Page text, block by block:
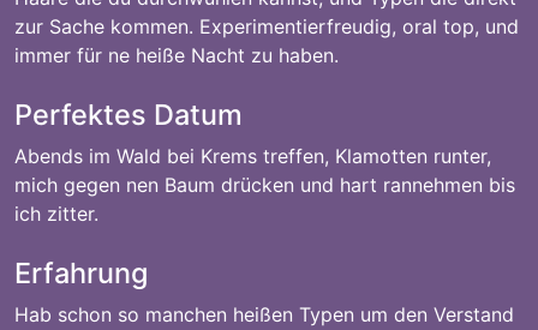
zur Sache kommen. Experimentierfreudig, oral top, und
immer für ne heiße Nacht zu haben.
Perfektes Datum
Abends im Wald bei Krems treffen, Klamotten runter,
mich gegen nen Baum drücken und hart rannehmen bis
ich zitter.
Erfahrung
Hab schon so manchen heißen Typen um den Verstand